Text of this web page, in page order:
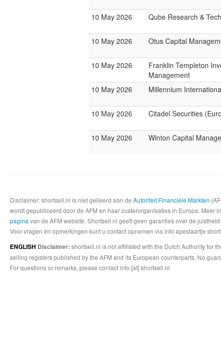
10 May 2026 Qube Research &
10 May 2026 Otus Capital
10 May 2026
Franklin Templeton
Management
10 May 2026
Millennium
10 May 2026 Citadel Securities
10 May 2026 Winton Capital
Disclaimer: shortsell.nl is niet gelieerd aan de Autoriteit Financiele Markten
wordt gepubliceerd door de AFM en haar zusterorganisaties in Europa.
pagina van de AFM website. Shortsell.nl geeft geen garanties over de
Voor vragen en opmerkingen kunt u contact opnemen via info apestaartje
ENGLISH Disclaimer: shortsell.nl is not affiliated with the Dutch Authority for
selling registers published by the AFM and its European counterparts. No
For questions or remarks, please contact info [at] shortsell.nl